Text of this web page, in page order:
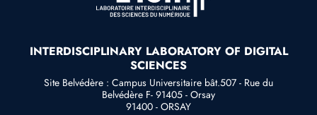
INTERDISCIPLINARY LABORATORY OF DIGITAL
SCIENCES
Site Belvédère : Campus Universitaire bât.507 - Rue du
Belvédère F- 91405 - Orsay
91400 - ORSAY